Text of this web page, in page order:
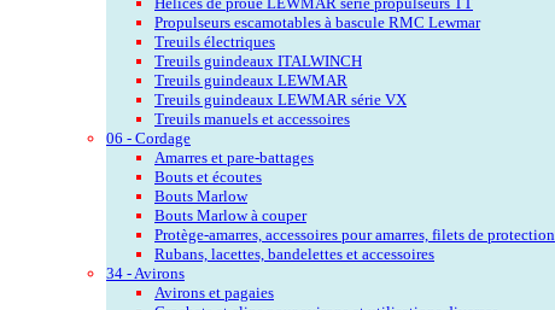
Propulseurs escamotables à bascule RMC Lewmar
Treuils électriques
Treuils guindeaux ITALWINCH
Treuils guindeaux LEWMAR
Treuils guindeaux LEWMAR série VX
Treuils manuels et accessoires
06 - Cordage
Amarres et pare-battages
Bouts et écoutes
Bouts Marlow
Bouts Marlow à couper
Protège-amarres, accessoires pour amarres, filets de protection
Rubans, lacettes, bandelettes et accessoires
34 - Avirons
Avirons et pagaies